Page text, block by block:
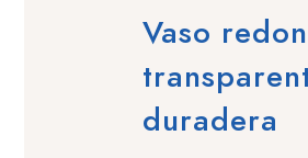
Vaso
duradera